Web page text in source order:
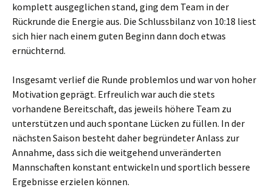
komplett ausgeglichen stand, ging dem Team in der
Rückrunde die Energie aus. Die Schlussbilanz von 10:18 liest
sich hier nach einem guten Beginn dann doch etwas
ernüchternd.
Insgesamt verlief die Runde problemlos und war von hoher
Motivation geprägt. Erfreulich war auch die stets
vorhandene Bereitschaft, das jeweils höhere Team zu
unterstützen und auch spontane Lücken zu füllen. In der
nächsten Saison besteht daher begründeter Anlass zur
Annahme, dass sich die weitgehend unveränderten
Mannschaften konstant entwickeln und sportlich bessere
Ergebnisse erzielen können.